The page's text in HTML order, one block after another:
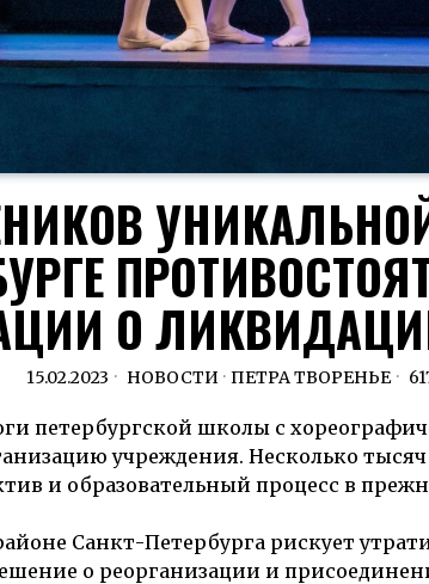
О
15.02.2023 НОВОСТИ · ПЕТРА ТВОРЕНЬЕ
петербургской школы с
учреждения. Несколько
и образовательный процесс в
Санкт-Петербурга рискует
о реорганизации и